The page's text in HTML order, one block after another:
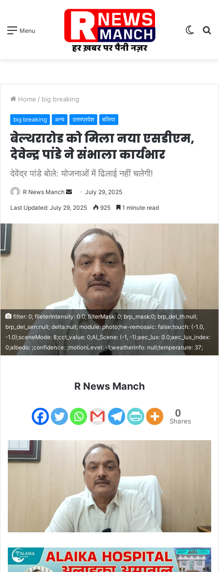
Menu
Switch
Home / big breaking
big breaking अन्य उत्तरप्रदेश बलिया
बेल्थरारोड को मिला नया एसडीएम,
देवेन्द्र पांडे ने संभाला कार्यभार
देवेंद्र पांडे बोले: योजनाओं में ढिलाई नहीं चलेगी!
R News Manch
SendJuly 29, 2025
Last Updated: July 29, 2025 925 1 minute read
filter: 0; fileterIntensity: 0.0; filterMask: 0; brp_mask:0; brp_del_th:null;
brp_del_sen:null; delta:null; module: photo;hw-remosaic: false;touch: (-1.0,
-1.0);sceneMode: 8;cct_value: 0;AI_Scene: (-1, -1);aec_lux: 0.0;aec_lux_index:
0;albedo: ;confidence: ;motionLevel: -1;weatherinfo: null;temperature: 37;
R News Manch
0
Shares